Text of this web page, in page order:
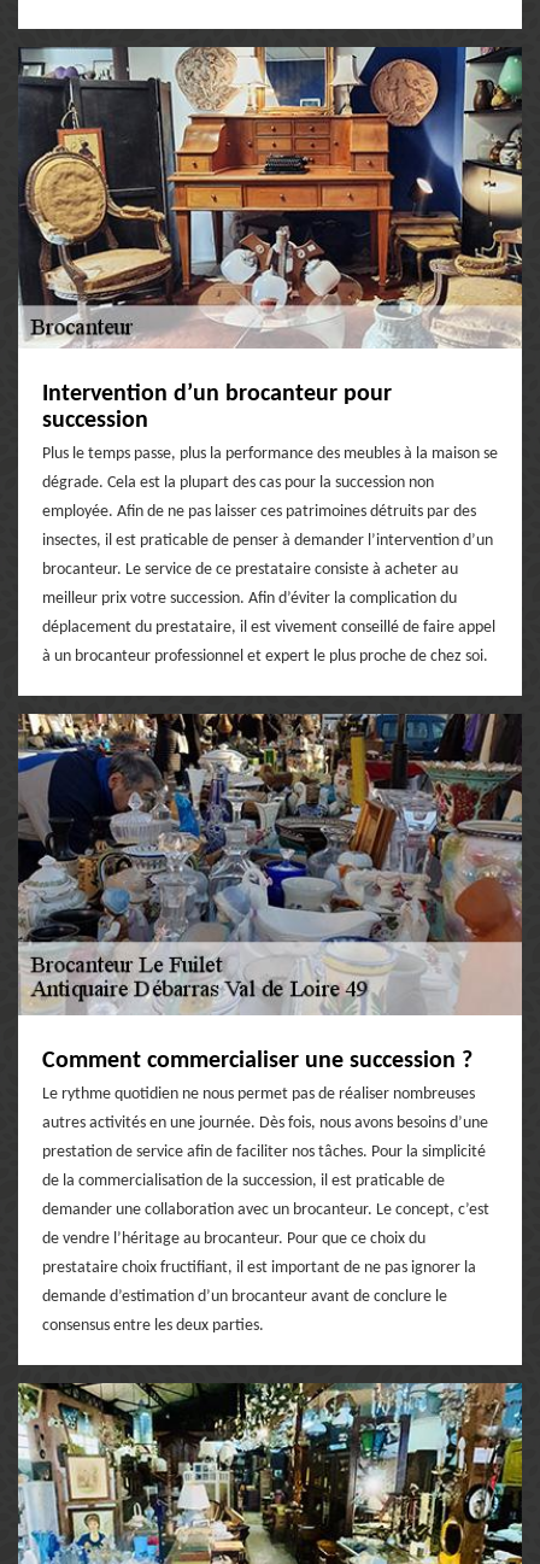
Intervention d’un brocanteur pour
succession
Plus le temps passe, plus la performance des meubles à la maison se
dégrade. Cela est la plupart des cas pour la succession non
employée. Afin de ne pas laisser ces patrimoines détruits par des
insectes, il est praticable de penser à demander l’intervention d’un
brocanteur. Le service de ce prestataire consiste à acheter au
meilleur prix votre succession. Afin d’éviter la complication du
déplacement du prestataire, il est vivement conseillé de faire appel
à un brocanteur professionnel et expert le plus proche de chez soi.
Comment commercialiser une succession ?
Le rythme quotidien ne nous permet pas de réaliser nombreuses
autres activités en une journée. Dès fois, nous avons besoins d’une
prestation de service afin de faciliter nos tâches. Pour la simplicité
de la commercialisation de la succession, il est praticable de
demander une collaboration avec un brocanteur. Le concept, c’est
de vendre l’héritage au brocanteur. Pour que ce choix du
prestataire choix fructifiant, il est important de ne pas ignorer la
demande d’estimation d’un brocanteur avant de conclure le
consensus entre les deux parties.